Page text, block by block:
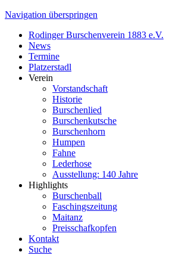
Navigation überspringen
Rodinger Burschenverein 1883 e.V.
News
Termine
Platzerstadl
Verein
Vorstandschaft
Historie
Burschenlied
Burschenkutsche
Burschenhorn
Humpen
Fahne
Lederhose
Ausstellung: 140 Jahre
Highlights
Burschenball
Faschingszeitung
Maitanz
Preisschafkopfen
Kontakt
Suche